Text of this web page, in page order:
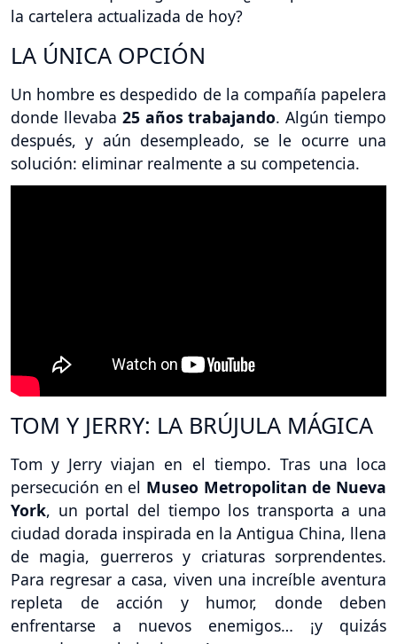
la cartelera actualizada de hoy?
LA ÚNICA OPCIÓN
Un hombre es despedido de la compañía papelera
donde llevaba 25 años trabajando. Algún tiempo
después, y aún desempleado, se le ocurre una
solución: eliminar realmente a su competencia.
TOM Y JERRY: LA BRÚJULA MÁGICA
Tom y Jerry viajan en el tiempo. Tras una loca
persecución en el Museo Metropolitan de Nueva
York, un portal del tiempo los transporta a una
ciudad dorada inspirada en la Antigua China, llena
de magia, guerreros y criaturas sorprendentes.
Para regresar a casa, viven una increíble aventura
repleta de acción y humor, donde deben
enfrentarse a nuevos enemigos… ¡y quizás